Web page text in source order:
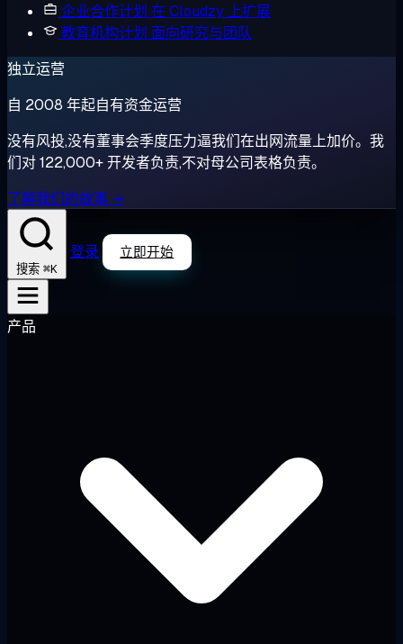
企业合作计划 在 Cloudzy 上扩展
教育机构计划 面向研究与团队
独立运营
自 2008 年起自有资金运营
没有风投,没有董事会季度压力逼我们在出网流量上加价。我
们对 122,000+ 开发者负责,不对母公司表格负责。
了解我们的故事 →
搜索 ⌘K
登录 立即开始
产品